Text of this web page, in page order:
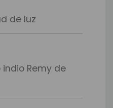
de luz
Remy de